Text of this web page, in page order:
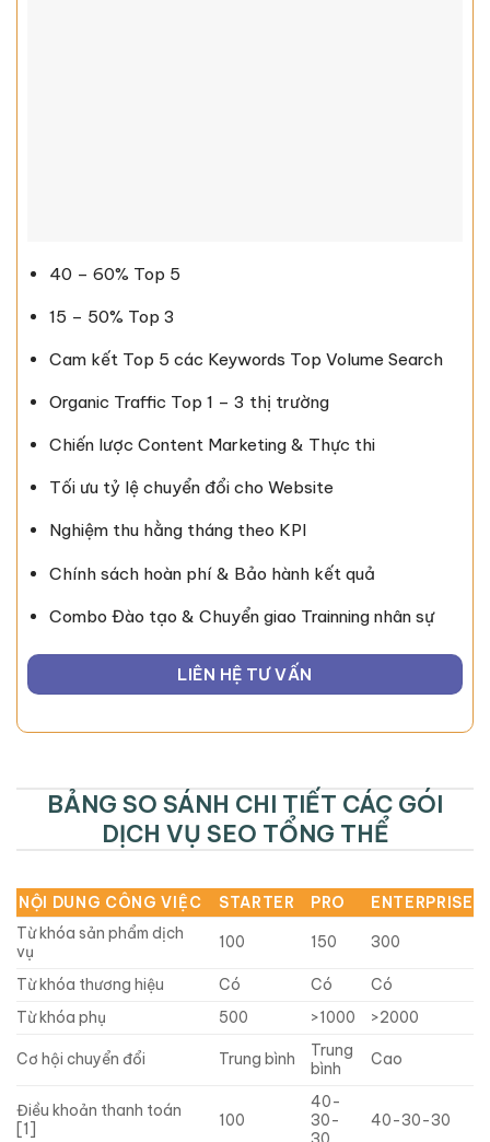
40 – 60% Top 5
15 – 50% Top 3
Cam kết Top 5 các Keywords Top Volume Search
Organic Traffic Top 1 – 3 thị trường
Chiến lược Content Marketing & Thực thi
Tối ưu tỷ lệ chuyển đổi cho Website
Nghiệm thu hằng tháng theo KPI
Chính sách hoàn phí & Bảo hành kết quả
Combo Đào tạo & Chuyển giao Trainning nhân sự
LIÊN HỆ TƯ VẤN
BẢNG SO SÁNH CHI TIẾT CÁC GÓI
DỊCH VỤ SEO TỔNG THỂ
NỘI DUNG CÔNG VIỆC STARTER PRO
ENTERPRISE
Từ khóa sản phẩm dịch
vụ
100 150 300
Từ khóa thương hiệu Có Có
Có
Từ khóa phụ
500 >1000 >2000
Cơ hội chuyển đổi Trung bình
Trung
bình
Cao
Điều khoản thanh toán
[1]
100
40-
30-
40-30-30